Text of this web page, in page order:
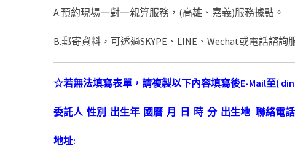
A.預約現場一對一親算服務，(高雄、嘉義)服務據點。
B.郵寄資料，可透過SKYPE、LINE、Wechat或電話諮詢
☆若無法填寫表單，請複製以下內容填寫後E-Mail至(
委託人 性別 出生年 國曆 月 日 時 分 出生地 聯絡電話
地址: